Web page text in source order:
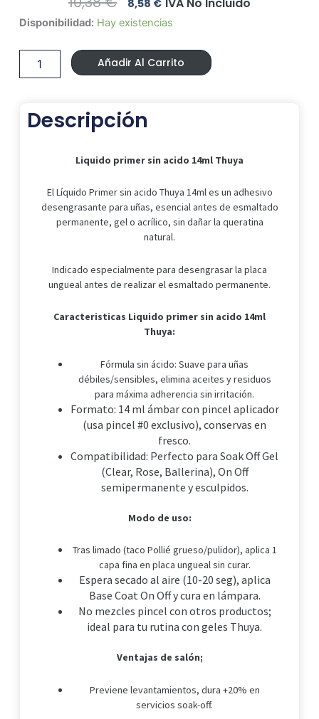
Precio
Original
Era:
10,38 €.
8,58 €
Precio
Actual
Es:
8,58 €.
IVA No Incluido
Disponibilidad: Hay existencias
Liquido
sin
acido
14ml
Añadir Al Carrito
Descripción
Liquido primer sin acido 14ml Thuya
El Líquido Primer sin acido Thuya 14ml es un adhesivo
desengrasante para uñas, esencial antes de esmaltado
permanente, gel o acrílico, sin dañar la queratina
natural.
Indicado especialmente para desengrasar la placa
ungueal antes de realizar el esmaltado permanente.
Caracteristicas Liquido primer sin acido 14ml
Thuya:
Fórmula sin ácido: Suave para uñas
débiles/sensibles, elimina aceites y residuos
para máxima adherencia sin irritación.
Formato: 14 ml ámbar con pincel aplicador
(usa pincel #0 exclusivo), conservas en
fresco.
Compatibilidad: Perfecto para Soak Off Gel
(Clear, Rose, Ballerina), On Off
semipermanente y esculpidos.
Modo de uso:
Tras limado (taco Pollié grueso/pulidor), aplica 1
capa fina en placa ungueal sin curar.
Espera secado al aire (10-20 seg), aplica
Base Coat On Off y cura en lámpara.
No mezcles pincel con otros productos;
ideal para tu rutina con geles Thuya.
Ventajas de salón;
Previene levantamientos, dura +20% en
servicios soak-off.